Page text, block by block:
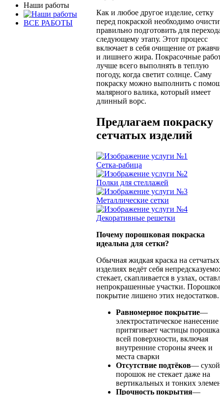
Наши работы
ВСЕ РАБОТЫ
Как и любое другое изделие, сетку
перед покраской необходимо
правильно подготовить для
следующему этапу. Этот процесс
включает в себя очищение от
и лишнего жира. Покрасочные
лучше всего выполнять в теплую
погоду, когда светит солнце. Саму
покраску можно выполнить с
малярного валика, который имеет
длинный ворс.
Предлагаем покраску
сетчатых изделий
Сетка-рабица
Полки для стеллажей
Металлические сетки
Декоративные решетки
Почему порошковая покраска
идеальна для сетки?
Обычная жидкая краска на сетчатых
изделиях ведёт себя непредсказуемо:
стекает, скапливается в узлах,
непрокрашенные участки.
покрытие лишено этих недостатков.
Равномерное покрытие—
электростатическое нанесение
притягивает частицы
всей поверхности, включая
внутренние стороны ячеек и
места сварки
Отсутствие подтёков— сухой
порошок не стекает даже на
вертикальных и тонких
Прочность покрытия—